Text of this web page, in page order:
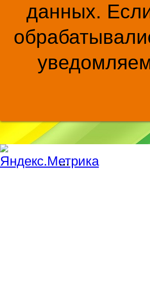
данных.
...